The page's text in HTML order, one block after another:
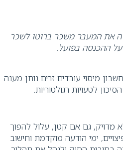
את המעבר משכר ברוטו לשכר
ההכנסה בפועל.
מיסוי עובדים זרים נותן מענה
לטעויות רגולטוריות.
מדויק, גם אם קטן, עלול להפוך
ימי הודעה מוקדמת וחישוב